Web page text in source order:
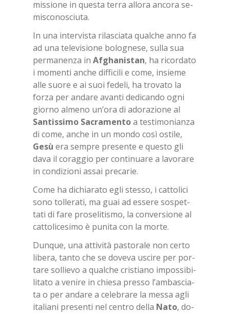
mis­sio­ne in que­sta ter­ra al­lo­ra an­co­ra se­
mi­sco­no­sciu­ta.
In una in­ter­vi­sta ri­la­scia­ta qual­che anno fa
ad una te­le­vi­sio­ne bo­lo­gne­se, sul­la sua
per­ma­nen­za in Af­gha­ni­stan, ha ri­cor­da­to
i mo­men­ti an­che dif­fi­ci­li e come, in­sie­me
alle suo­re e ai suoi fe­de­li, ha tro­va­to la
for­za per an­da­re avan­ti de­di­can­do ogni
gior­no al­me­no un’o­ra di ado­ra­zio­ne al
San­tis­si­mo Sa­cra­men­toa te­sti­mo­nian­za
di come, an­che in un mon­do così osti­le,
Gesù era sem­pre pre­sen­te e que­sto gli
dava il co­rag­gio per con­ti­nua­re a la­vo­ra­re
in con­di­zio­ni as­sai pre­ca­rie.
Come ha di­chia­ra­to egli stes­so, i cat­to­li­ci
sono tol­le­ra­ti, ma guai ad es­se­re so­spet­
ta­ti di fare pro­se­li­ti­smo, la con­ver­sio­ne al
cat­to­li­ce­si­mo è pu­ni­ta con la mor­te.
Dun­que, una at­ti­vi­tà pa­sto­ra­le non cer­to
li­be­ra, tan­to che se do­ve­va usci­re per por­
ta­re sol­lie­vo a qual­che cri­stia­no im­pos­si­bi­
li­ta­to a ve­ni­re in chie­sa pres­so l’am­ba­scia­
ta o per an­da­re a ce­le­bra­re la mes­sa agli
ita­lia­ni pre­sen­ti nel cen­tro del­la Nato, do­